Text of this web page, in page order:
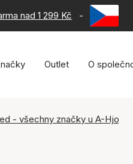
nad 1 299 Kč - 60 dní
Outlet O
- všechny značky u A-Hjort